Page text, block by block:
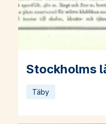
Stockholms
Läs mer om
Täby